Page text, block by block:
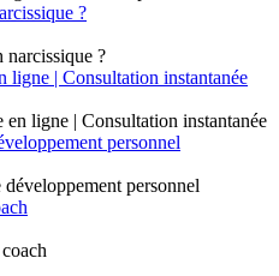
?
ligne | Consultation instantanée
personnel